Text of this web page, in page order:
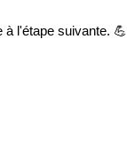
l'étape suivante. 💪